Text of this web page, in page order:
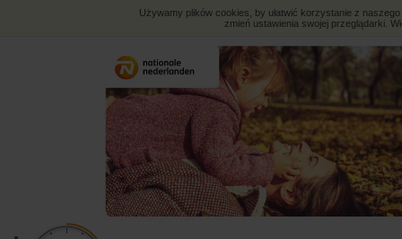
Używamy plików cookies, by ułatwić korzystanie z
zmień ustawienia swojej przeglądarki.